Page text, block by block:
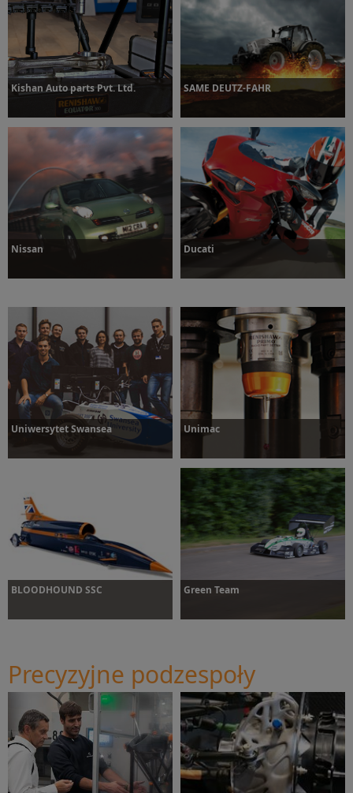
Dowiedz się więcej
Kishan Auto parts Pvt. Ltd.
Dowiedz się więcej
SAME DEUTZ-FAHR
Dowiedz się więcej
Nissan
Dowiedz się więcej
Ducati
Dowiedz się więcej
Uniwersytet Swansea
Dowiedz się więcej
Unimac
Dowiedz się więcej
BLOODHOUND SSC
Dowiedz się więcej
Green Team
Dowiedz się więcej
Precyzyjne podzespoły